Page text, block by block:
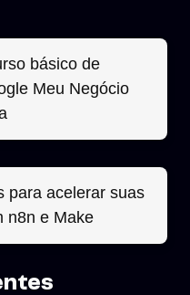
básico de
Meu Negócio
para acelerar suas
n8n e Make